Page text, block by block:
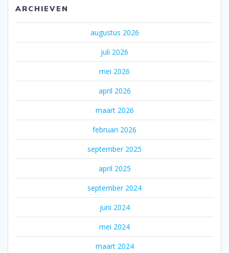
ARCHIEVEN
augustus 2026
juli 2026
mei 2026
april 2026
maart 2026
februari 2026
september 2025
april 2025
september 2024
juni 2024
mei 2024
maart 2024